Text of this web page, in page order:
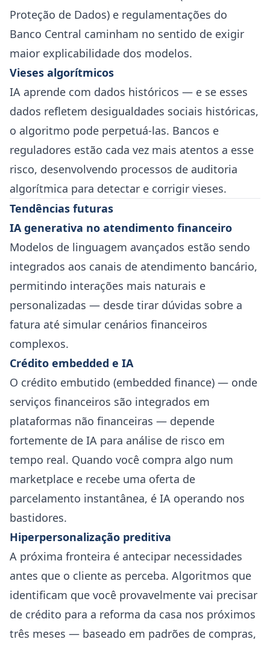
Proteção de Dados) e regulamentações do
Banco Central caminham no sentido de exigir
maior explicabilidade dos modelos.
Vieses algorítmicos
IA aprende com dados históricos — e se esses
dados refletem desigualdades sociais históricas,
o algoritmo pode perpetuá-las. Bancos e
reguladores estão cada vez mais atentos a esse
risco, desenvolvendo processos de auditoria
algorítmica para detectar e corrigir vieses.
Tendências futuras
IA generativa no atendimento financeiro
Modelos de linguagem avançados estão sendo
integrados aos canais de atendimento bancário,
permitindo interações mais naturais e
personalizadas — desde tirar dúvidas sobre a
fatura até simular cenários financeiros
complexos.
Crédito embedded e IA
O crédito embutido (embedded finance) — onde
serviços financeiros são integrados em
plataformas não financeiras — depende
fortemente de IA para análise de risco em
tempo real. Quando você compra algo num
marketplace e recebe uma oferta de
parcelamento instantânea, é IA operando nos
bastidores.
Hiperpersonalização preditiva
A próxima fronteira é antecipar necessidades
antes que o cliente as perceba. Algoritmos que
identificam que você provavelmente vai precisar
de crédito para a reforma da casa nos próximos
três meses — baseado em padrões de compras,